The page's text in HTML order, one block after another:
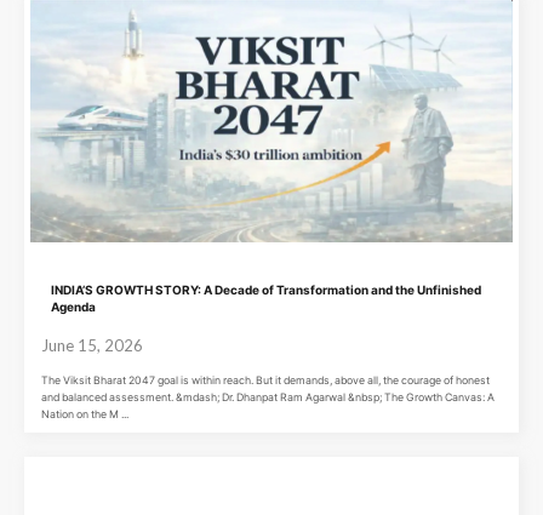
INDIA’S GROWTH STORY: A Decade of Transformation and the Unfinished
Agenda
June 15, 2026
The Viksit Bharat 2047 goal is within reach. But it demands, above all, the courage of honest
and balanced assessment. &mdash; Dr. Dhanpat Ram Agarwal &nbsp; The Growth Canvas: A
Nation on the M ...